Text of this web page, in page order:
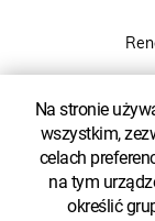
Na stronie
wszystkim,
celach
na tym
określić